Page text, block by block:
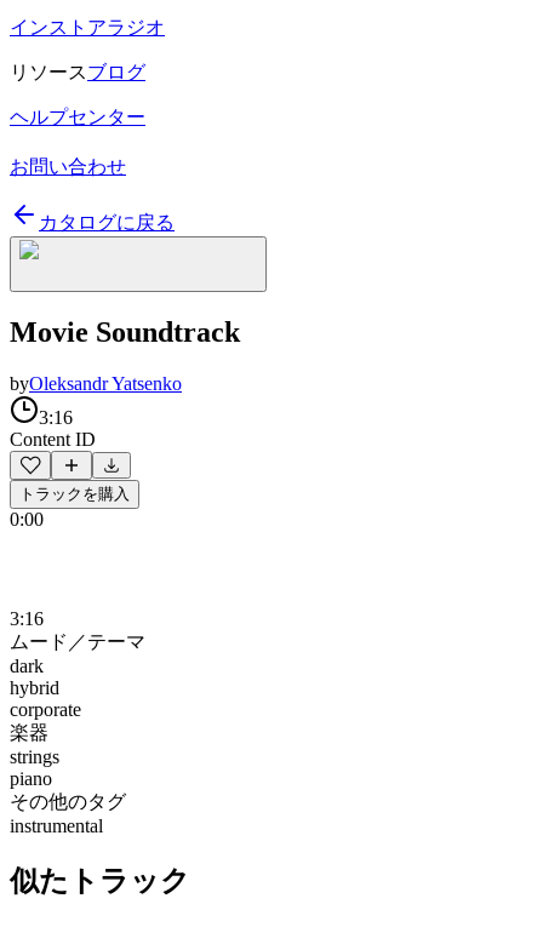
インストアラジオ
リソースブログ
ヘルプセンター
お問い合わせ
カタログに戻る
Movie Soundtrack
byOleksandr Yatsenko
3:16
Content ID
トラックを購入
0:00
3:16
ムード／テーマ
dark
hybrid
corporate
楽器
strings
piano
その他のタグ
instrumental
似たトラック